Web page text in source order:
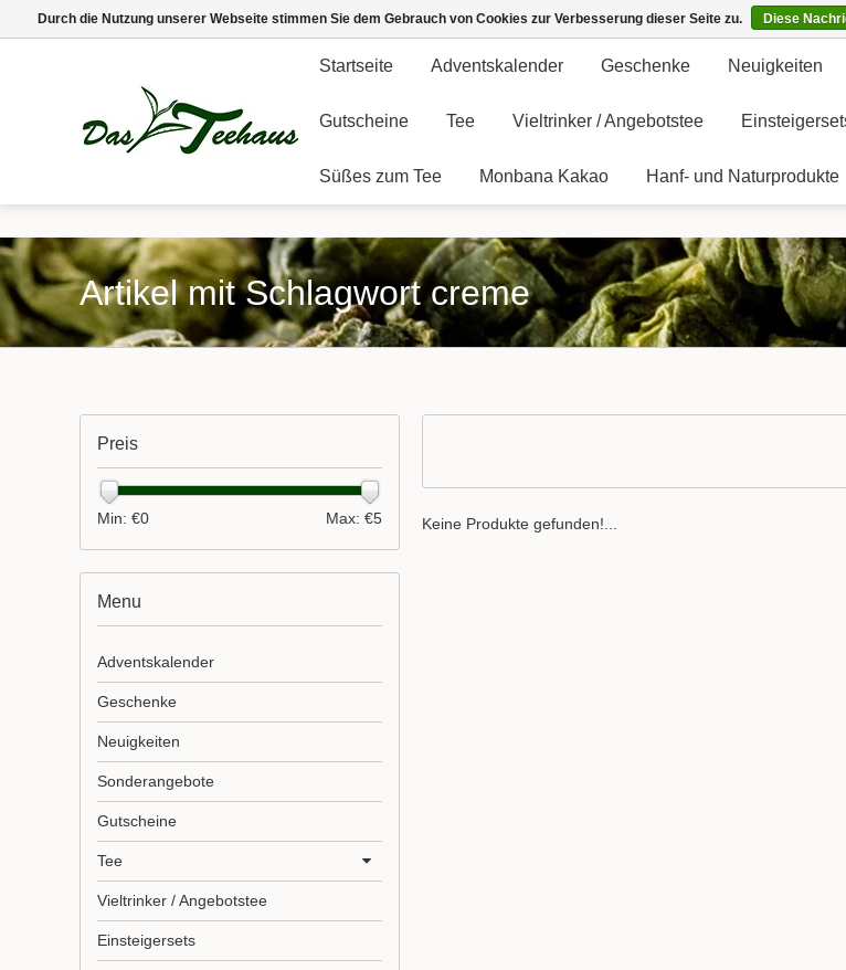
Startseite Adventskalender Geschenke Neuigkeiten
Gutscheine Tee Vieltrinker / Angebotstee
Süßes zum Tee Monbana Kakao Hanf- und Naturprodukte
Artikel mit Schlagwort creme
Keine Produkte gefunden!...
Preis
Min: €0 Max: €5
Menu
Adventskalender
Geschenke
Neuigkeiten
Sonderangebote
Gutscheine
Tee
Vieltrinker / Angebotstee
Einsteigersets
Durch die Nutzung unserer Webseite stimmen Sie dem Gebrauch von Cookies zur Verbesserung dieser Seite zu. Diese